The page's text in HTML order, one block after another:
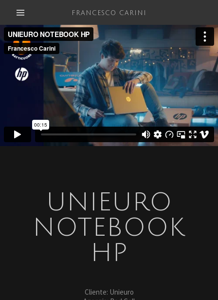
FRANCESCO CARINI
UNIEURO
NOTEBOOK
HP
Cliente: Unieuro